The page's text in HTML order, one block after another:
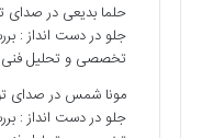
حلما بدیعی درصدای
جلو در دست انداز :
تخصصی و تحلیل فنی
مونا شمس درصدای
جلو در دست انداز :